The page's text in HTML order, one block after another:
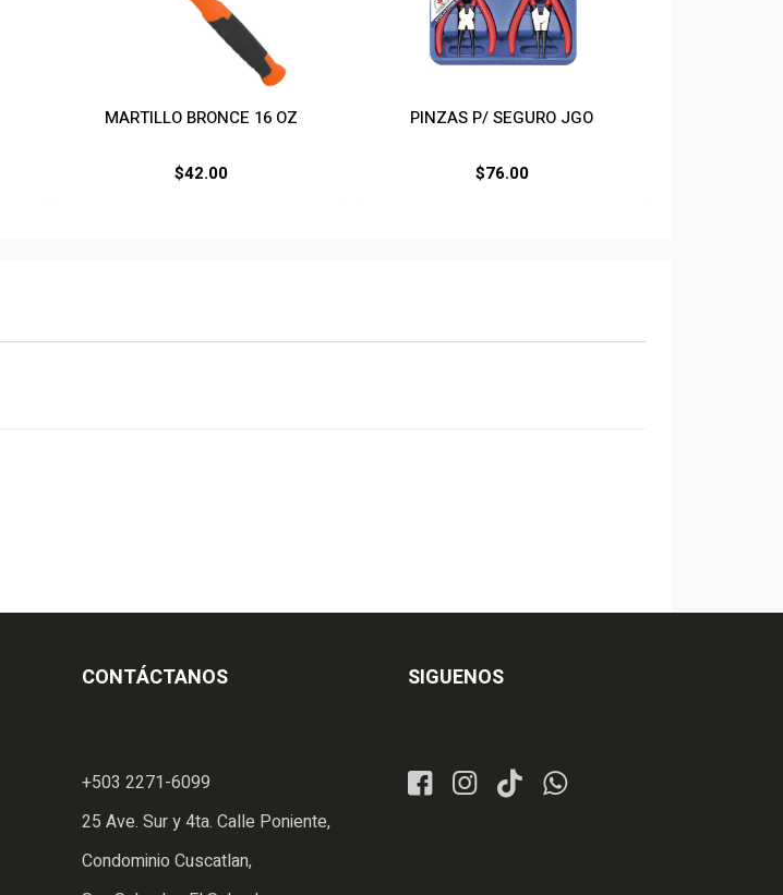
MARTILLO BRONCE 16 OZ
$42.00
PINZAS P/ SEGURO JGO
$76.00
CONTÁCTANOS
+503 2271-6099
25 Ave. Sur y 4ta. Calle Poniente,
Condominio Cuscatlan,
SIGUENOS